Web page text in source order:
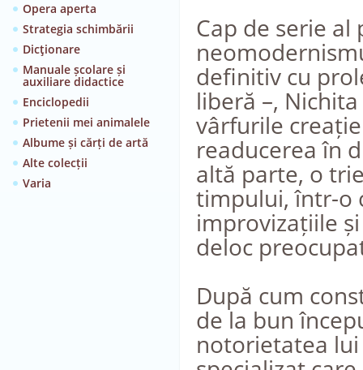
Opera aperta
Strategia schimbării
Dicţionare
Manuale școlare și
auxiliare didactice
Enciclopedii
Prietenii mei animalele
Albume și cărți de artă
Alte colecții
Varia
Cap de serie
definitiv cu
liberă –,
vârfurile
readucerea în
altă parte, o
timpului, într-o
improvizațiile
deloc
După cum
de la bun
notorietatea